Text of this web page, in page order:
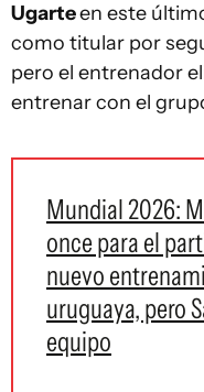
Ugarteen este
como titular por
pero el entrenador
entrenar con el
Mundial 2026:
once para el
nuevo
uruguaya, pero
equipo